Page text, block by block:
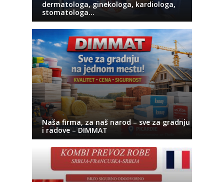
dermatologa, ginekologa, kardiologa,
stomatologa…
Naša firma, za naš narod – sve za gradnju
i radove – DIMMAT